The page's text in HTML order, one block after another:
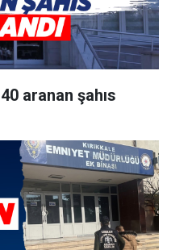
aranan şahıs